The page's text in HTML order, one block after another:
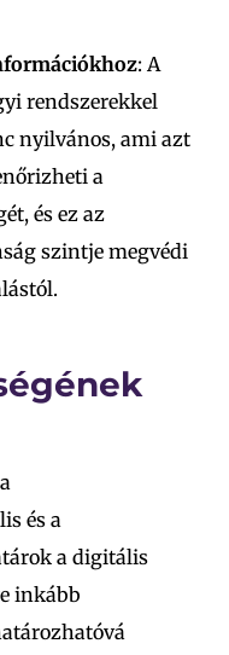
: A
rendszerekkel
nyilvános, ami azt
a
és ez az
szintje megvédi
és a
a digitális
inkább